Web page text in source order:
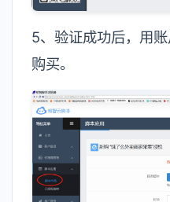
5、验证成功后，用
购买。